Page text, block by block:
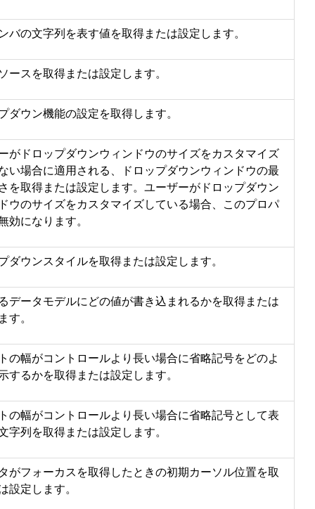
バの文字列を表す値を取得または設定します。
ースを取得または設定します。
ダウン機能の設定を取得します。
がドロップダウンウィンドウのサイズをカスタマイズ
い場合に適用される、ドロップダウンウィンドウの最
を取得または設定します。ユーザーがドロップダウン
ウのサイズをカスタマイズしている場合、このプロパ
効になります。
ダウンスタイルを取得または設定します。
データモデルにどの値が書き込まれるかを取得または
す。
の幅がコントロールより長い場合に省略記号をどのよ
するかを取得または設定します。
の幅がコントロールより長い場合に省略記号として表
字列を取得または設定します。
がフォーカスを取得したときの初期カーソル位置を取
設定します。